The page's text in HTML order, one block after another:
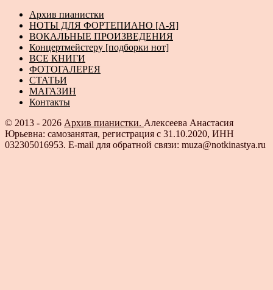
Архив пианистки
НОТЫ ДЛЯ ФОРТЕПИАНО [А-Я]
ВОКАЛЬНЫЕ ПРОИЗВЕДЕНИЯ
Концертмейстеру [подборки нот]
ВСЕ КНИГИ
ФОТОГАЛЕРЕЯ
СТАТЬИ
МАГАЗИН
Контакты
© 2013 - 2026 Архив пианистки. Алексеева Анастасия
Юрьевна: самозанятая, регистрация с 31.10.2020, ИНН
032305016953. E-mail для обратной связи: muza@notkinastya.ru